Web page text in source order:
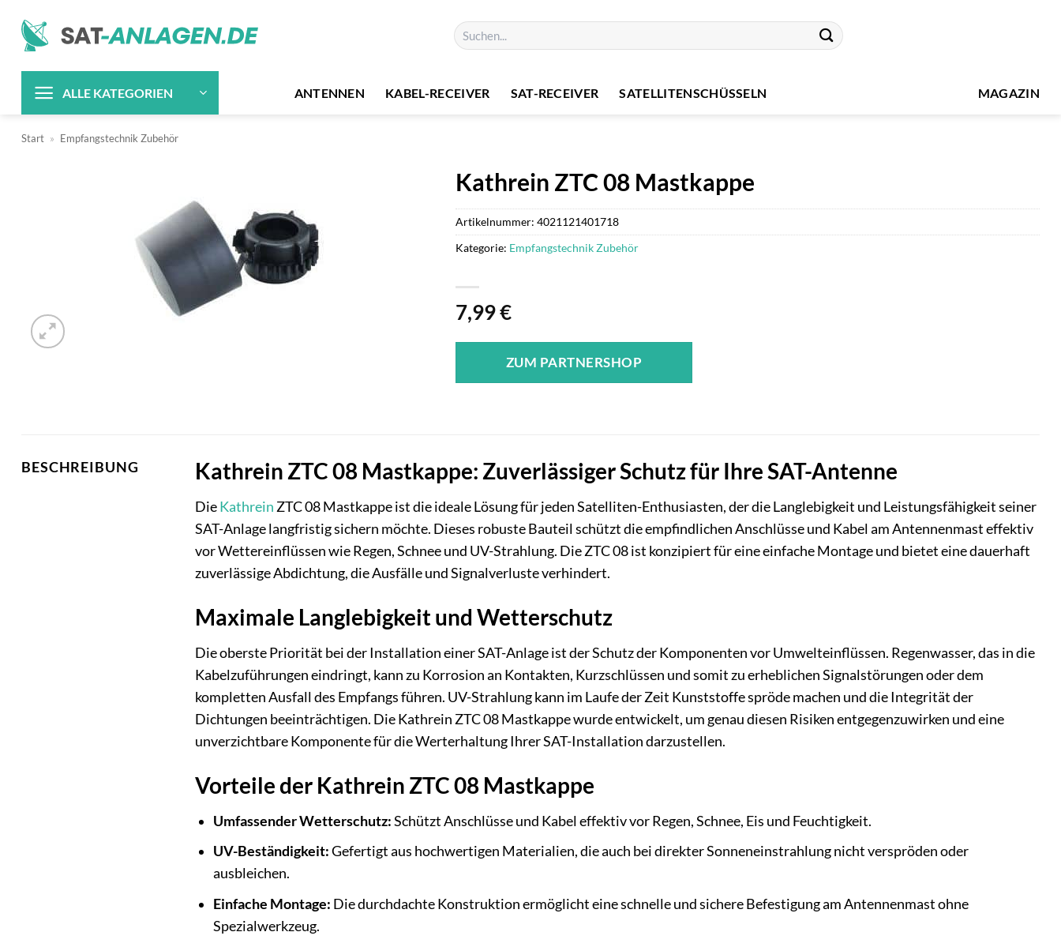
Inhalt
springen
Suchen
nach:
ALLE KATEGORIEN ANTENNEN KABEL-RECEIVER SAT-RECEIVER SATELLITENSCHÜSSELN MAGAZIN
Start » Empfangstechnik Zubehör
Kathrein ZTC 08 Mastkappe
7,99€
ZUM PARTNERSHOP
Artikelnummer: 4021121401718
Kategorie: Empfangstechnik Zubehör
BESCHREIBUNG Kathrein ZTC 08 Mastkappe: Zuverlässiger Schutz für Ihre SAT-Antenne
DieKathrein ZTC 08 Mastkappe ist die ideale Lösung für jeden Satelliten-Enthusiasten, der die Langlebigkeit und Leistungsfähigkeit seiner
SAT-Anlage langfristig sichern möchte. Dieses robuste Bauteil schützt die empfindlichen Anschlüsse und Kabel am Antennenmast effektiv
vor Wettereinflüssen wie Regen, Schnee und UV-Strahlung. Die ZTC 08 ist konzipiert für eine einfache Montage und bietet eine dauerhaft
zuverlässige Abdichtung, die Ausfälle und Signalverluste verhindert.
Maximale Langlebigkeit und Wetterschutz
Die oberste Priorität bei der Installation einer SAT-Anlage ist der Schutz der Komponenten vor Umwelteinflüssen. Regenwasser, das in die
Kabelzuführungen eindringt, kann zu Korrosion an Kontakten, Kurzschlüssen und somit zu erheblichen Signalstörungen oder dem
kompletten Ausfall des Empfangs führen. UV-Strahlung kann im Laufe der Zeit Kunststoffe spröde machen und die Integrität der
Dichtungen beeinträchtigen. Die Kathrein ZTC 08 Mastkappe wurde entwickelt, um genau diesen Risiken entgegenzuwirken und eine
unverzichtbare Komponente für die Werterhaltung Ihrer SAT-Installation darzustellen.
Vorteile der Kathrein ZTC 08 Mastkappe
Umfassender Wetterschutz:Schützt Anschlüsse und Kabel effektiv vor Regen, Schnee, Eis und Feuchtigkeit.
UV-Beständigkeit:Gefertigt aus hochwertigen Materialien, die auch bei direkter Sonneneinstrahlung nicht verspröden oder
ausbleichen.
Einfache Montage: Die durchdachte Konstruktion ermöglicht eine schnelle und sichere Befestigung am Antennenmast ohne
Spezialwerkzeug.